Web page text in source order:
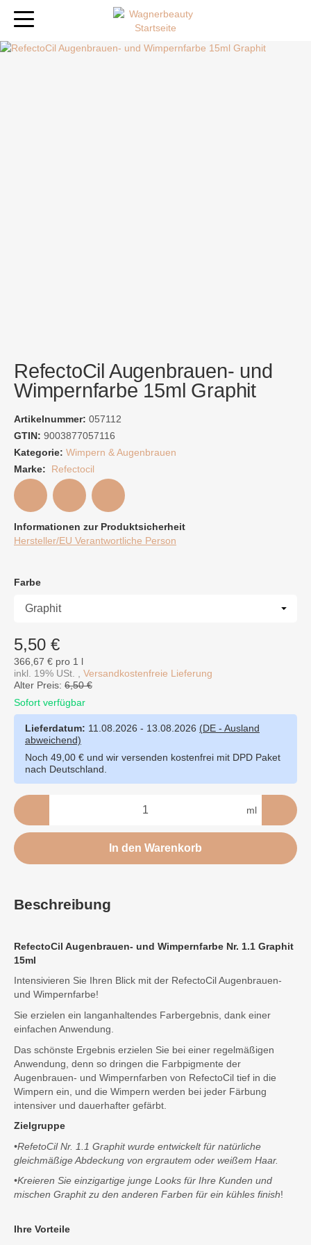
RefectoCil Augenbrauen- und
Wimpernfarbe 15ml Graphit
Artikelnummer: 057112
GTIN: 9003877057116
Kategorie: Wimpern & Augenbrauen
Marke:
Refectocil
Informationen zur Produktsicherheit
Hersteller/EU Verantwortliche Person
Farbe
5,50 €
366,67 € pro 1 l
inkl. 19% USt. , Versandkostenfreie Lieferung
Alter Preis: 6,50 €
Sofort verfügbar
Lieferdatum: 11.08.2026 - 13.08.2026 (DE - Ausland
abweichend)
Noch 49,00 € und wir versenden kostenfrei mit DPD Paket
nach Deutschland.
ml
In den Warenkorb
Beschreibung
RefectoCil Augenbrauen- und Wimpernfarbe Nr. 1.1 Graphit
15ml
Intensivieren Sie Ihren Blick mit der RefectoCil Augenbrauen-
und Wimpernfarbe!
Sie erzielen ein langanhaltendes Farbergebnis, dank einer
einfachen Anwendung.
Das schönste Ergebnis erzielen Sie bei einer regelmäßigen
Anwendung, denn so dringen die Farbpigmente der
Augenbrauen- und Wimpernfarben von RefectoCil tief in die
Wimpern ein, und die Wimpern werden bei jeder Färbung
intensiver und dauerhafter gefärbt.
Zielgruppe
•RefetoCil Nr. 1.1 Graphit wurde entwickelt für natürliche
gleichmäßige Abdeckung von ergrautem oder weißem Haar.
•Kreieren Sie einzigartige junge Looks für Ihre Kunden und
mischen Graphit zu den anderen Farben für ein kühles finish!
Ihre Vorteile